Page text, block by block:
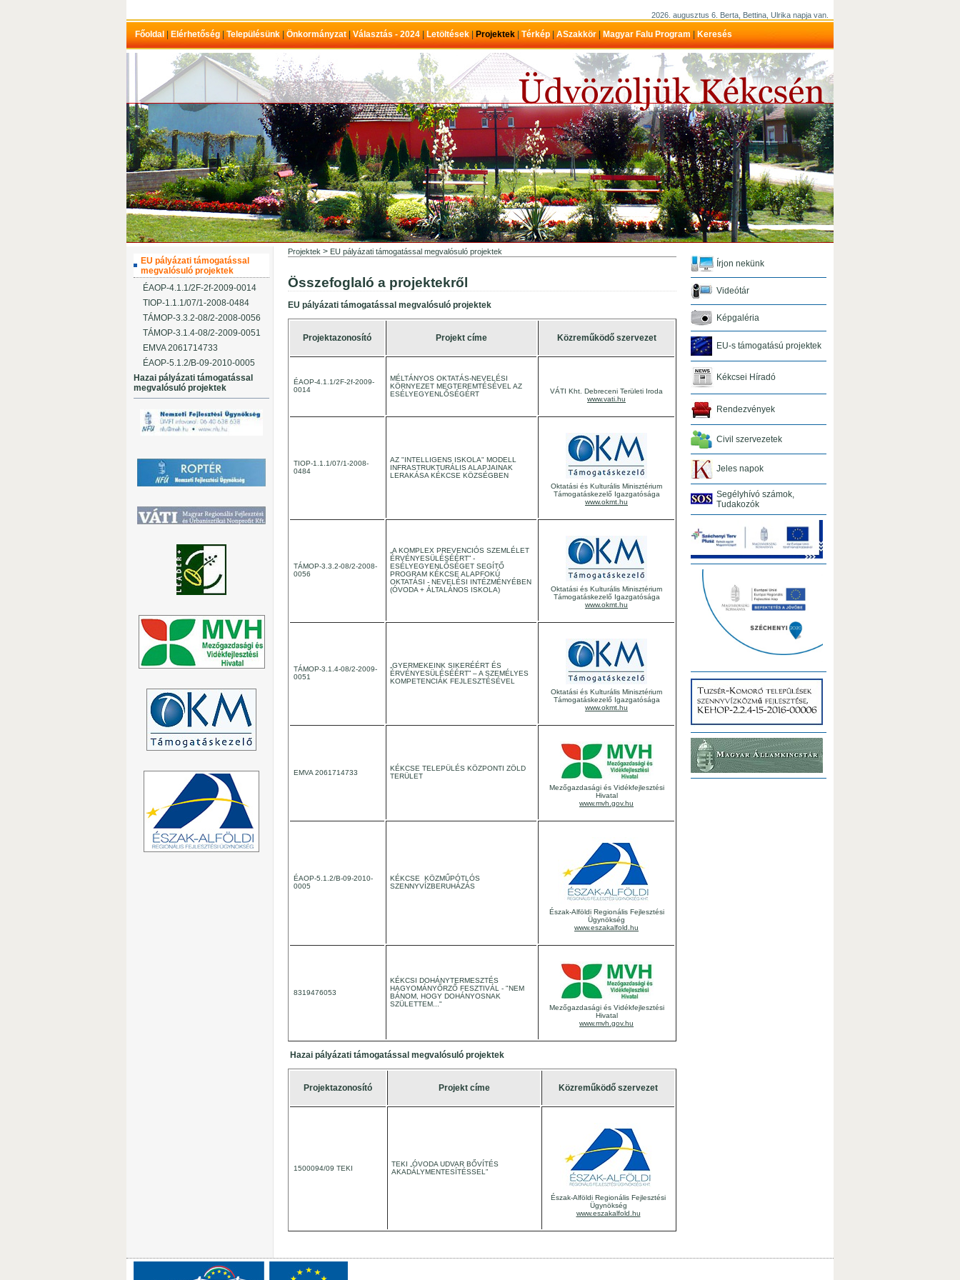
2026. augusztus 6. Berta, Bettina, Ulrika napja van.
Főoldal Elérhetőség Településünk Önkormányzat Választás - 2024 Letöltések Projektek Térkép ASzakkör Magyar Falu Program Keresés
EU pályázati támogatással
megvalósuló projektek
ÉAOP-4.1.1/2F-2f-2009-0014
TIOP-1.1.1/07/1-2008-0484
TÁMOP-3.3.2-08/2-2008-0056
TÁMOP-3.1.4-08/2-2009-0051
EMVA 2061714733
ÉAOP-5.1.2/B-09-2010-0005
Hazai pályázati támogatással
megvalósuló projektek
Projektek > EU pályázati támogatással megvalósuló projektek
Összefoglaló a projektekről
EU pályázati támogatással megvalósuló projektek
Projektazonosító Projekt címe Közreműködő szervezet
ÉAOP-4.1.1/2F-2f-2009-
0014
MÉLTÁNYOS OKTATÁS-NEVELÉSI
KÖRNYEZET MEGTEREMTÉSÉVEL AZ
ESÉLYEGYENLŐSÉGÉRT
VÁTI Kht. Debreceni Területi Iroda
www.vati.hu
TIOP-1.1.1/07/1-2008-
0484
AZ "INTELLIGENS ISKOLA" MODELL
INFRASTRUKTURÁLIS ALAPJAINAK
LERAKÁSA KÉKCSE KÖZSÉGBEN
Oktatási és Kulturális Minisztérium
Támogatáskezelő Igazgatósága
www.okmt.hu
TÁMOP-3.3.2-08/2-2008-
0056
„A KOMPLEX PREVENCIÓS SZEMLÉLET
ÉRVÉNYESÜLÉSÉÉRT” -
ESÉLYEGYENLŐSÉGET SEGÍTŐ
PROGRAM KÉKCSE ALAPFOKÚ
OKTATÁSI - NEVELÉSI INTÉZMÉNYÉBEN
(ÓVODA + ÁLTALÁNOS ISKOLA)
Oktatási és Kulturális Minisztérium
Támogatáskezelő Igazgatósága
www.okmt.hu
TÁMOP-3.1.4-08/2-2009-
0051
„GYERMEKEINK SIKERÉÉRT ÉS
ÉRVÉNYESÜLÉSÉÉRT” – A SZEMÉLYES
KOMPETENCIÁK FEJLESZTÉSÉVEL
Oktatási és Kulturális Minisztérium
Támogatáskezelő Igazgatósága
www.okmt.hu
EMVA 2061714733
KÉKCSE TELEPÜLÉS KÖZPONTI ZÖLD
TERÜLET
Mezőgazdasági és Vidékfejlesztési
Hivatal
www.mvh.gov.hu
ÉAOP-5.1.2/B-09-2010-
0005
KÉKCSE KÖZMŰPÓTLÓS
SZENNYVÍZBERUHÁZÁS
Észak-Alföldi Regionális Fejlesztési
Ügynökség
www.eszakalfold.hu
8319476053
KÉKCSI DOHÁNYTERMESZTÉS
HAGYOMÁNYŐRZŐ FESZTIVÁL - "NEM
BÁNOM, HOGY DOHÁNYOSNAK
SZÜLETTEM..."
Mezőgazdasági és Vidékfejlesztési
Hivatal
www.mvh.gov.hu
Hazai pályázati támogatással megvalósuló projektek
Projektazonosító Projekt címe Közreműködő szervezet
1500094/09 TEKI
TEKI „ÓVODA UDVAR BŐVÍTÉS
AKADÁLYMENTESÍTÉSSEL”
Észak-Alföldi Regionális Fejlesztési
Ügynökség
www.eszakalfold.hu
Írjon nekünk
Videótár
Képgaléria
EU-s támogatású projektek
Kékcsei Híradó
Rendezvények
Civil szervezetek
Jeles napok
Segélyhívó számok,
Tudakozók